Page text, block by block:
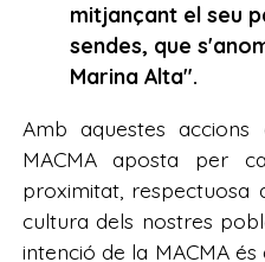
mitjançant el seu
sendes, que
Marina Alta".
Amb aquestes
MACMA aposta per
proximitat,
cultura dels nostres
intenció de la MACMA